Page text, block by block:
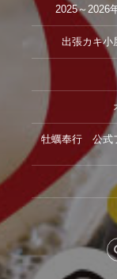
2025～2026
出張カキ小
牡蠣奉行 公式